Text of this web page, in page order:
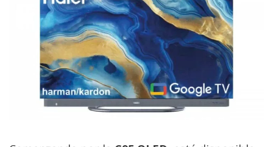
comunicación
digital donde
encontrarás
todas las
noticias sobre
tecnología,
móviles,
ordenadores,